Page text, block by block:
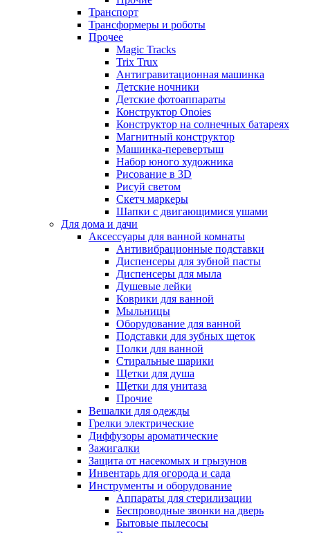
Транспорт
Трансформеры и роботы
Прочее
Magic Tracks
Trix Trux
Антигравитационная машинка
Детские ночники
Детские фотоаппараты
Конструктор Onoies
Конструктор на солнечных батареях
Магнитный конструктор
Машинка-перевертыш
Набор юного художника
Рисование в 3D
Рисуй светом
Скетч маркеры
Шапки с двигающимися ушами
Для дома и дачи
Аксессуары для ванной комнаты
Антивибрационные подставки
Диспенсеры для зубной пасты
Диспенсеры для мыла
Душевые лейки
Коврики для ванной
Мыльницы
Оборудование для ванной
Подставки для зубных щеток
Полки для ванной
Стиральные шарики
Щетки для душа
Щетки для унитаза
Прочие
Вешалки для одежды
Грелки электрические
Диффузоры ароматические
Зажигалки
Защита от насекомых и грызунов
Инвентарь для огорода и сада
Инструменты и оборудование
Аппараты для стерилизации
Беспроводные звонки на дверь
Бытовые пылесосы